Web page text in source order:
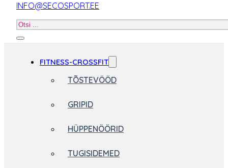
INFO@SECOSPORT.EE
Otsi
FITNESS-CROSSFIT
TÕSTEVÖÖD
GRIPID
HÜPPENÖÖRID
TUGISIDEMED